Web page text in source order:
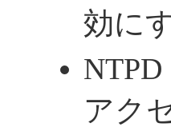
効に
アク